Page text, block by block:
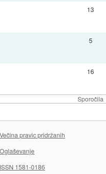
Sporočila
13
5
16
Večina pravic pridržanih
Oglaševanje
ISSN 1581-0186